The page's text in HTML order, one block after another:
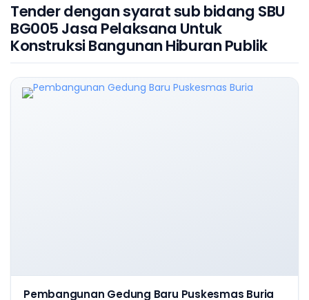
Tender dengan syarat sub bidang SBU
BG005 Jasa Pelaksana Untuk
Konstruksi Bangunan Hiburan Publik
Pembangunan Gedung Baru Puskesmas Buria